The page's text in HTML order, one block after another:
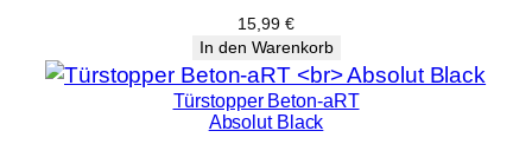
15,99 €
In den Warenkorb
Türstopper Beton-aRT
Absolut Black